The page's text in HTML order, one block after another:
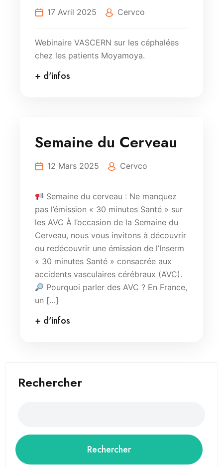
Rechercher
Rechercher
17 Avril 2025 Cervco
Webinaire VASCERN sur les céphalées
chez les patients Moyamoya.
+ d'infos
Semaine du Cerveau
12 Mars 2025 Cervco
Semaine du cerveau : Ne manquez
pas l’émission « 30 minutes Santé » sur
les AVC À l’occasion de la Semaine du
Cerveau, nous vous invitons à découvrir
ou redécouvrir une émission de l’Inserm
« 30 minutes Santé » consacrée aux
accidents vasculaires cérébraux (AVC).
Pourquoi parler des AVC ? En France,
un […]
+ d'infos